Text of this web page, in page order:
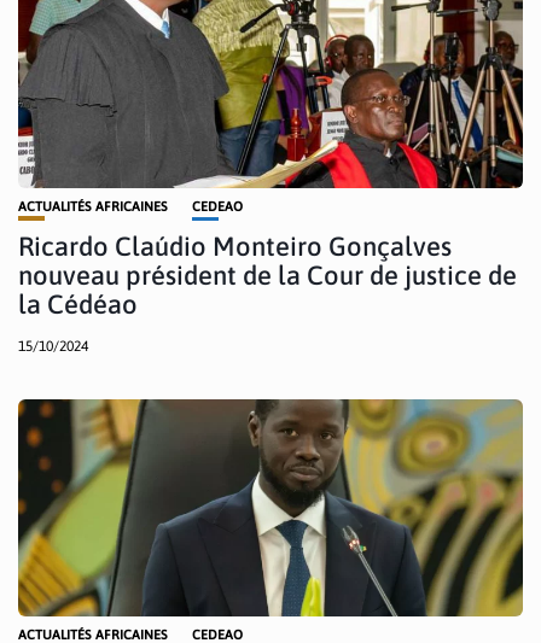
ACTUALITÉS AFRICAINES CEDEAO
Ricardo Claúdio Monteiro Gonçalves
nouveau président de la Cour de justice de
la Cédéao
15/10/2024
ACTUALITÉS AFRICAINES CEDEAO